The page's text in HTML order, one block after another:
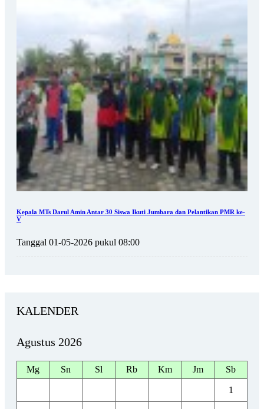
Kepala MTs Darul Amin Antar 30 Siswa Ikuti Jumbara dan Pelantikan PMR ke-
V
Tanggal 01-05-2026 pukul 08:00
KALENDER
Agustus 2026
Mg Sn Sl Rb Km Jm Sb
1